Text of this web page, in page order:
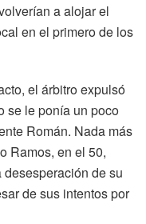
a alojar el
en el primero de los
el árbitro expulsó
se le ponía un poco
Román. Nada más
Ramos, en el 50,
de su
de sus intentos por